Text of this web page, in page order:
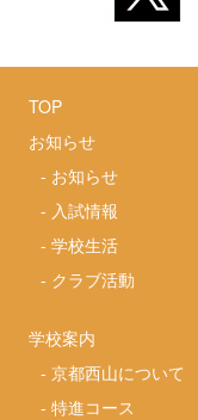
TOP
お知らせ
- お知らせ
- 入試情報
-学校生活
- クラブ活動
学校案内
-京都西山について
-特進コース